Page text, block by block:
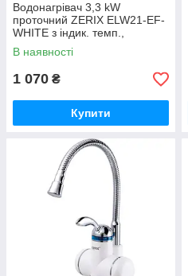
Водонагрівач 3,3 kW
проточний ZERIX ELW21-EF-
WHITE з індик. темп.,
рефлекторний вилив (колір
білий) (ZX5858)
В наявності
1 070 ₴
Купити